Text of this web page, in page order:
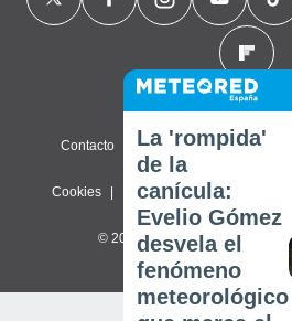
Contacto Sobre nosotros
Cookies Política de privacidad
© 2026 Meteored. Todos los
La 'rompida'
de la
canícula:
Evelio Gómez
desvela el
fenómeno
meteorológico